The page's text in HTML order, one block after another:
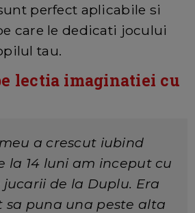
perfect aplicabile si
care le dedicati jocului
tau.
lectia imaginatiei cu
a crescut iubind
la 14 luni am inceput cu
de la Duplu. Era
sa puna una peste alta